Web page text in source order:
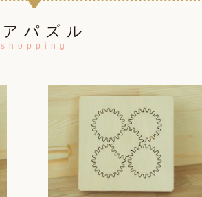
ギアパズル
shopping